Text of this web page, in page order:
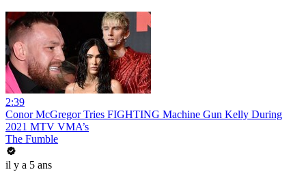
2:39
Conor McGregor Tries FIGHTING Machine Gun Kelly During
2021 MTV VMA’s
The Fumble
il y a 5 ans